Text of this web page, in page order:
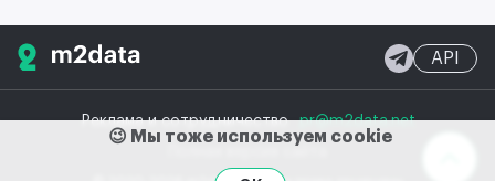
Реклама и сотрудничествоpr@m2data.net
API
😉 Мы тоже используем cookie